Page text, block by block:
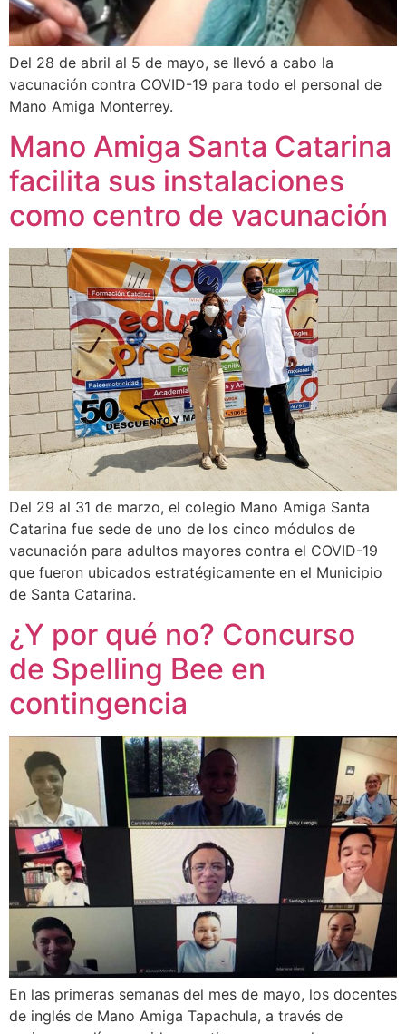
Del 28 de abril al 5 de mayo, se llevó a cabo la
vacunación contra COVID-19 para todo el personal de
Mano Amiga Monterrey.
Mano Amiga Santa Catarina
facilita sus instalaciones
como centro de vacunación
Del 29 al 31 de marzo, el colegio Mano Amiga Santa
Catarina fue sede de uno de los cinco módulos de
vacunación para adultos mayores contra el COVID-19
que fueron ubicados estratégicamente en el Municipio
de Santa Catarina.
¿Y por qué no? Concurso
de Spelling Bee en
contingencia
En las primeras semanas del mes de mayo, los docentes
de inglés de Mano Amiga Tapachula, a través de